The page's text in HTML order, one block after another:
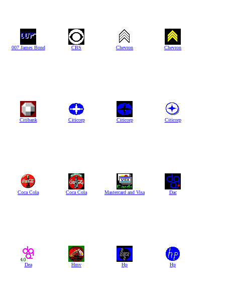
007 James Bond CBS Chevron Chevron
Citibank Citicorp Citicorp Citicorp
Coca Cola Coca Cola Mastercard and Visa Dac
Dea Hmv Hp Hp